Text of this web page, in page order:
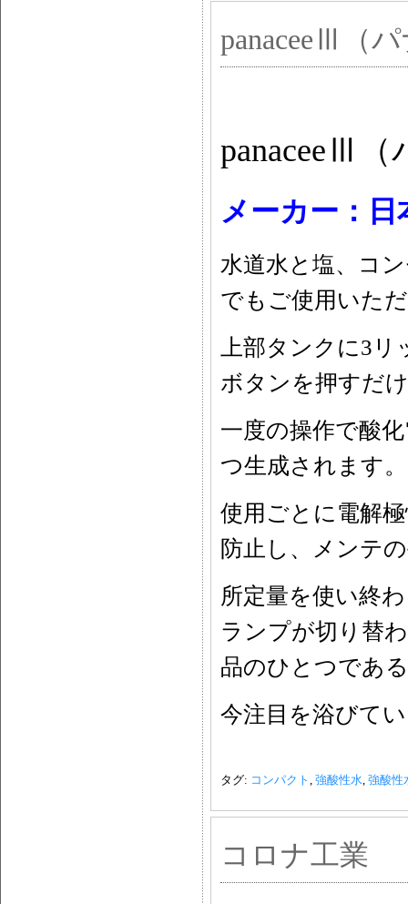
panaceeⅢ（
panaceeⅢ（
メーカー：
水道水と塩、コ
でもご使用いた
上部タンクに3
ボタンを押すだ
一度の操作で酸
つ生成されます。
使用ごとに電解
防止し、メンテ
所定量を使い終
ランプが切り替
品のひとつであ
今注目を浴びて
タグ: コンパクト 強酸性水 強酸性
コロナ工業